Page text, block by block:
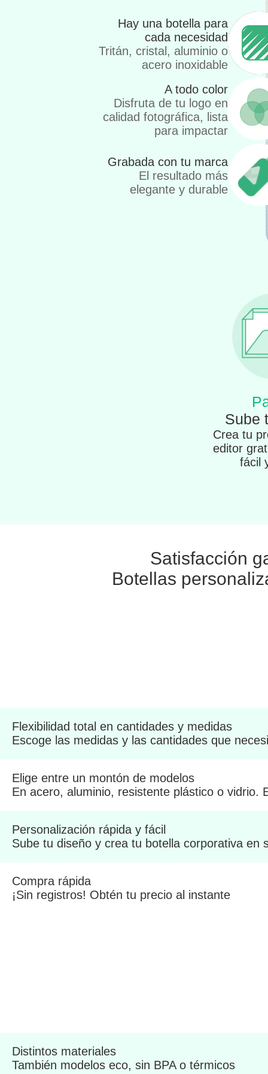
Hay una botella para
cada necesidad
Tritán, cristal, aluminio o
acero inoxidable
A todo color
Disfruta de tu logo en
calidad fotográfica, lista
para impactar
Grabada con tu marca
El resultado más
elegante y durable
Sube
Crea tu
editor
fácil
Satisfacción
Botellas
Flexibilidad total en cantidades y medidas
Escoge las medidas y las cantidades que
Elige entre un montón de modelos
En acero, aluminio, resistente plástico o vidrio.
Personalización rápida y fácil
Sube tu diseño y crea tu botella corporativa en
Compra rápida
¡Sin registros! Obtén tu precio al instante
Distintos materiales
También modelos eco, sin BPA o térmicos